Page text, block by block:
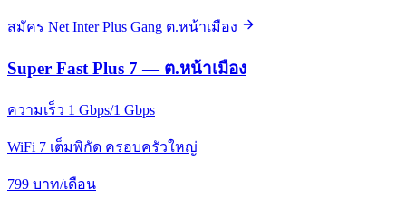
สมัคร Net Inter Plus Gang ต.หน้าเมือง
Super Fast Plus 7 — ต.หน้าเมือง
ความเร็ว 1 Gbps/1 Gbps
WiFi 7 เต็มพิกัด ครอบครัวใหญ่
799 บาท/เดือน